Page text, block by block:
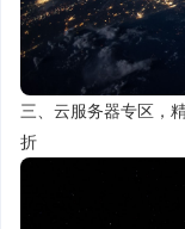
三、云服务器专区，
折